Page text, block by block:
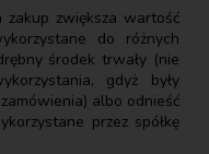
zwiększa wartość
do różnych
środek trwały (nie
gdyż były
albo odnieść
przez spółkę